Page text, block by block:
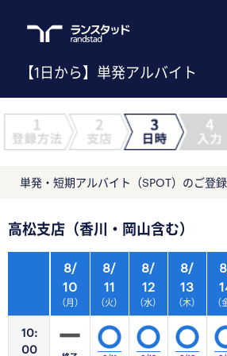
【1日から】単発アルバイト
単発・短期アルバイト（SPOT）のご登録
高松支店（香川・岡山含む）
10:
00
8/
10
（月）
8/
11
（火）
8/
12
（水）
8/
13
（木） （